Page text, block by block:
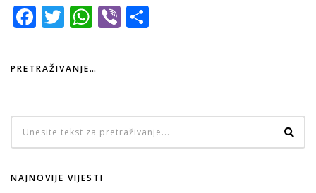
Facebook
Twitter
WhatsApp
Viber
PRETRAŽIVANJE…
NAJNOVIJE VIJESTI